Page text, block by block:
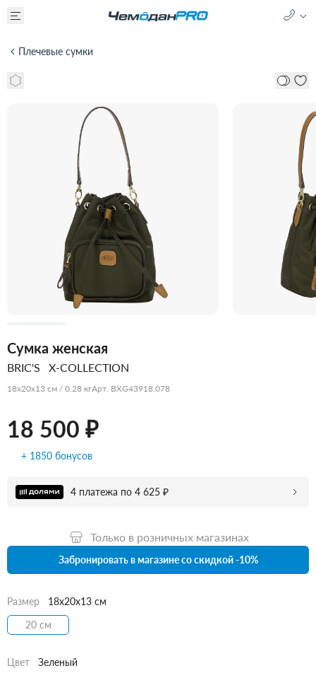
Плечевые сумки
Сумка женская
BRIC'S X-COLLECTION
18x20x13 см / 0.28 кгАрт. BXG43918.078
18 500 ₽
+ 1850 бонусов
4 платежа по 4 625 ₽
Только в розничных магазинах
Забронировать в магазине со скидкой -10%
Размер
18x20x13 см
20 см
Цвет Зеленый